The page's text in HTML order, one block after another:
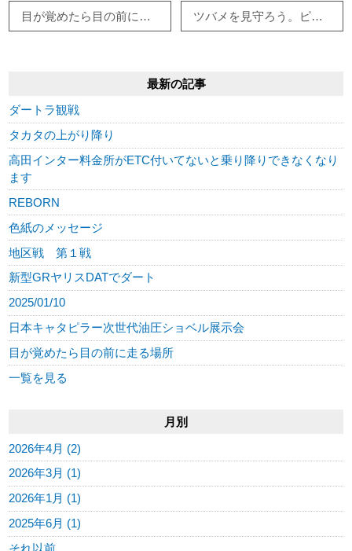
目が覚めたら目の前に走る場所
ツバメを見守ろう。ピット右から２番目実質使用不可
最新の記事
ダートラ観戦
タカタの上がり降り
高田インター料金所がETC付いてないと乗り降りできなくなり
ます
REBORN
色紙のメッセージ
地区戦 第１戦
新型GRヤリスDATでダート
2025/01/10
日本キャタピラー次世代油圧ショベル展示会
目が覚めたら目の前に走る場所
一覧を見る
月別
2026年4月 (2)
2026年3月 (1)
2026年1月 (1)
2025年6月 (1)